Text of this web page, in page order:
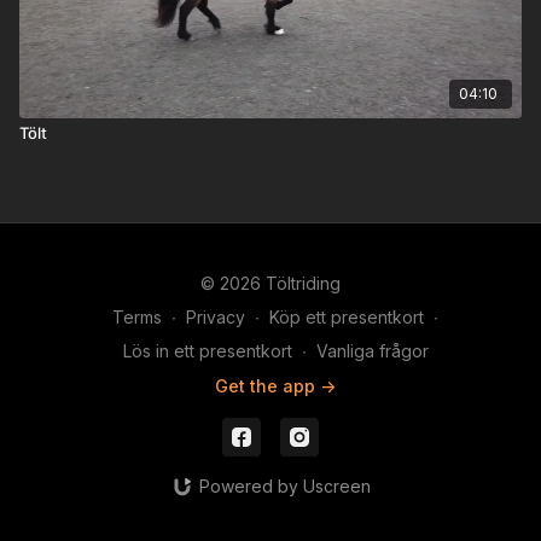
04:10
Tölt
© 2026 Töltriding
Terms ∙ Privacy ∙ Köp ett presentkort ∙
Lös in ett presentkort ∙ Vanliga frågor
Get the app ->
Powered by Uscreen